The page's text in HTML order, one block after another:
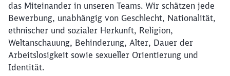
das Miteinander in unseren Teams. Wir schätzen jede
Bewerbung, unabhängig von Geschlecht, Nationalität,
ethnischer und sozialer Herkunft, Religion,
Weltanschauung, Behinderung, Alter, Dauer der
Arbeitslosigkeit sowie sexueller Orientierung und
Identität.